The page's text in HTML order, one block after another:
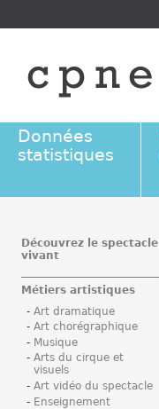
Données
statistiques
Découvrez le spectacle
vivant
Métiers artistiques
Art dramatique
Art chorégraphique
Musique
Arts du cirque et
visuels
Art vidéo du spectacle
Enseignement